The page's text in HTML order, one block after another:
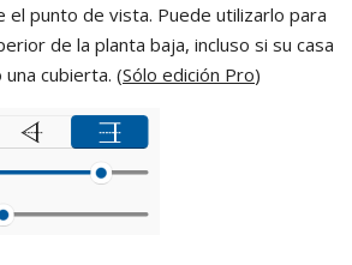
el punto de vista. Puede utilizarlo para
de la planta baja, incluso si su casa
cubierta. (Sólo edición Pro)